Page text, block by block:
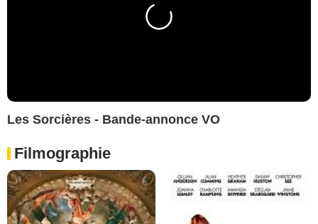
Les Sorcières - Bande-annonce VO
Filmographie